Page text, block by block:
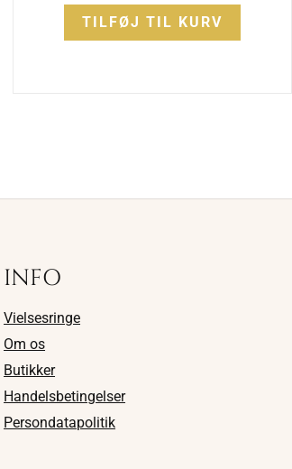
TILFØJ TIL KURV
INFO
Vielsesringe
Om os
Butikker
Handelsbetingelser
Persondatapolitik